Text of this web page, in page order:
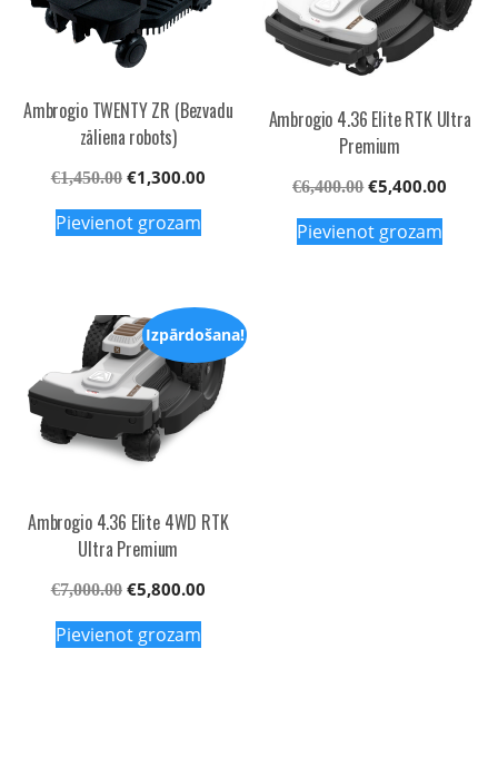
Ambrogio TWENTY ZR (Bezvadu
zāliena robots)
€1,450.00 Original
was:
€1,300.00Current
Pievienot grozam
Ambrogio 4.36 Elite RTK Ultra
Premium
€6,400.00 Original
was:
€5,400.00
Pievienot grozam
Izpārdošana!
Ambrogio 4.36 Elite 4WD RTK
Ultra Premium
€7,000.00 Original
was:
€5,800.00Current
Pievienot grozam